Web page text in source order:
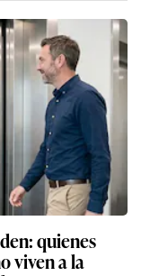
quienes
viven a la